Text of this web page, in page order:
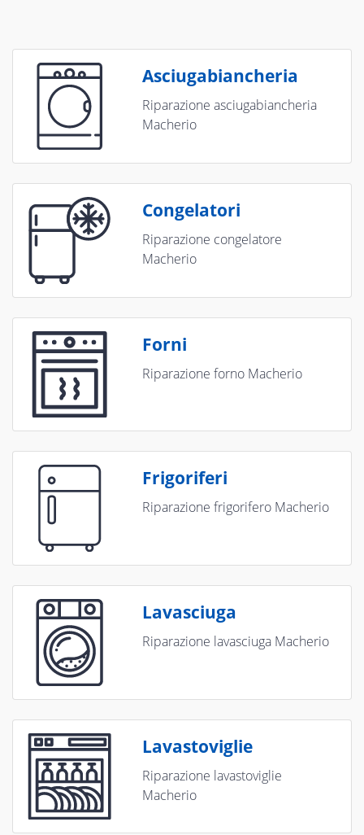
Asciugabiancheria
Riparazione asciugabiancheria
Macherio
Congelatori
Riparazione congelatore
Macherio
Forni
Riparazione forno Macherio
Frigoriferi
Riparazione frigorifero Macherio
Lavasciuga
Riparazione lavasciuga Macherio
Lavastoviglie
Riparazione lavastoviglie
Macherio